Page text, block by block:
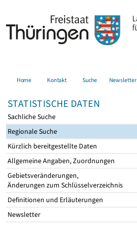
Home Kontakt Suche Newsletter
STATISTISCHE DATEN
Sachliche Suche
Regionale Suche
Kürzlich bereitgestellte Daten
Allgemeine Angaben, Zuordnungen
Gebietsveränderungen,
Änderungen zum Schlüsselverzeichnis
Definitionen und Erläuterungen
Newsletter